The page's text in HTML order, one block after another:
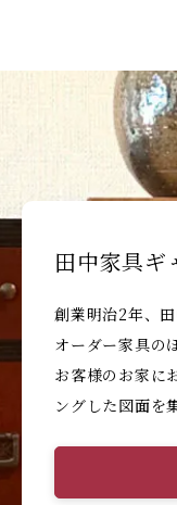
田中家具ギ
創業明治2年、
オーダー家具の
お客様のお家に
ングした図面を